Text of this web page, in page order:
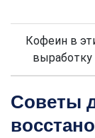
Кофеин в
выработку
Советы